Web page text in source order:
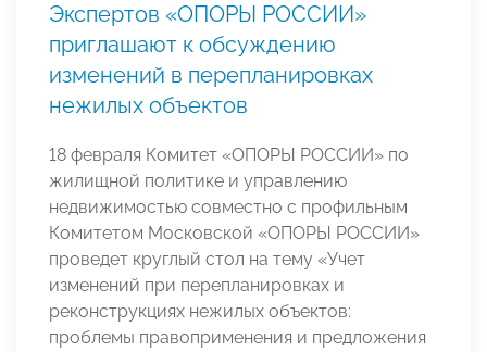
Экспертов «ОПОРЫ РОССИИ»
приглашают к обсуждению
изменений в перепланировках
нежилых объектов
18 февраля Комитет «ОПОРЫ РОССИИ» по
жилищной политике и управлению
недвижимостью совместно с профильным
Комитетом Московской «ОПОРЫ РОССИИ»
проведет круглый стол на тему «Учет
изменений при перепланировках и
реконструкциях нежилых объектов:
проблемы правоприменения и предложения